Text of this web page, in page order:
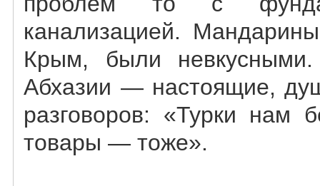
канализацией.
Крым, были
Абхазии — настоящие,
разговоров: «Турки нам
товары — тоже».